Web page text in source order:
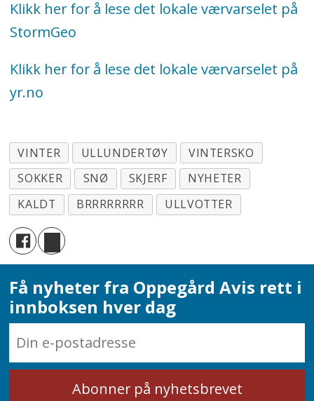
Klikk her for å lese det lokale værvarselet på
StormGeo
Klikk her for å lese det lokale værvarselet på
yr.no
VINTER ULLUNDERTØY
VINTERSKO
SOKKER
SNØ SKJERF
NYHETER
KALDT
BRRRRRRRR ULLVOTTER
Få nyheter fra Oppegård Avis rett i
innboksen hver dag